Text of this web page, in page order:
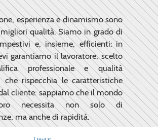
esperienza e dinamismo sono
qualità. Siamo in grado di
e, insieme, efficienti: in
garantiamo il lavoratore, scelto
professionale e qualità
che rispecchia le caratteristiche
cliente: sappiamo che il mondo
necessita non solo di
ma anche di rapidità.